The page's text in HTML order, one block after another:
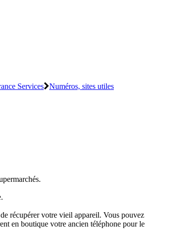
Services Numéros, sites utiles
récupérer votre vieil appareil. Vous pouvez
en boutique votre ancien téléphone pour le